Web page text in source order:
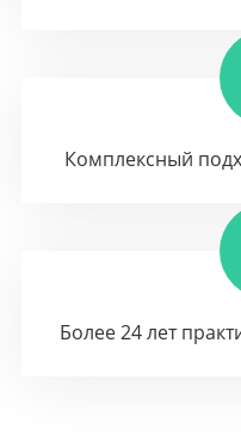
Комплексный
Более 24 лет